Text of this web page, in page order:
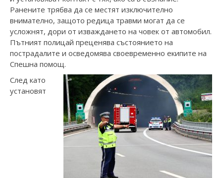
Ранените трябва да се местят изключително
внимателно, защото редица травми могат да се
усложнят, дори от изваждането на човек от автомобил.
Пътният полицай преценява състоянието на
пострадалите и осведомява своевременно екипите на
Спешна помощ.
След като
установят